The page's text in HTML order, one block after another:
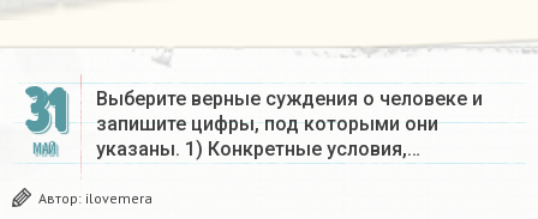
31
МАЙ
Выберите верные суждения о человеке и
запишите цифры, под которыми они
указаны. 1) Конкретные условия,…
Автор: ilovemera